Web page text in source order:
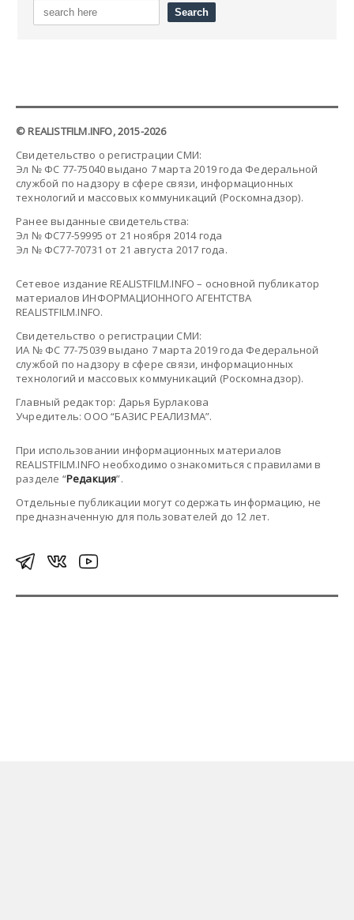
© REALISTFILM.INFO, 2015-2026
Свидетельство о регистрации СМИ:
Эл № ФС 77-75040 выдано 7 марта 2019 года Федеральной
службой по надзору в сфере связи, информационных
технологий и массовых коммуникаций (Роскомнадзор).
Ранее выданные свидетельства:
Эл № ФС77-59995 от 21 ноября 2014 года
Эл № ФС77-70731 от 21 августа 2017 года.
Сетевое издание REALISTFILM.INFO – основной публикатор
материалов ИНФОРМАЦИОННОГО АГЕНТСТВА
REALISTFILM.INFO.
Свидетельство о регистрации СМИ:
ИА № ФС 77-75039 выдано 7 марта 2019 года Федеральной
службой по надзору в сфере связи, информационных
технологий и массовых коммуникаций (Роскомнадзор).
Главный редактор: Дарья Бурлакова
Учредитель: ООО “БАЗИС РЕАЛИЗМА”.
При использовании информационных материалов
REALISTFILM.INFO необходимо ознакомиться с правилами в
разделе “Редакция”.
Отдельные публикации могут содержать информацию, не
предназначенную для пользователей до 12 лет.